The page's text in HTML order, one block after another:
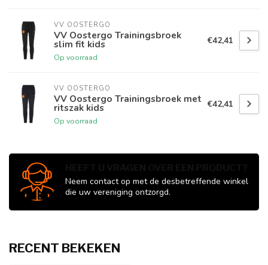
VV OOSTERGO
VV Oostergo Trainingsbroek
slim fit kids
Op voorraad
€42,41
VV OOSTERGO
VV Oostergo Trainingsbroek met
ritszak kids
Op voorraad
€42,41
Neem contact op met de desbetreffende winkel
die uw vereniging ontzorgd.
RECENT BEKEKEN